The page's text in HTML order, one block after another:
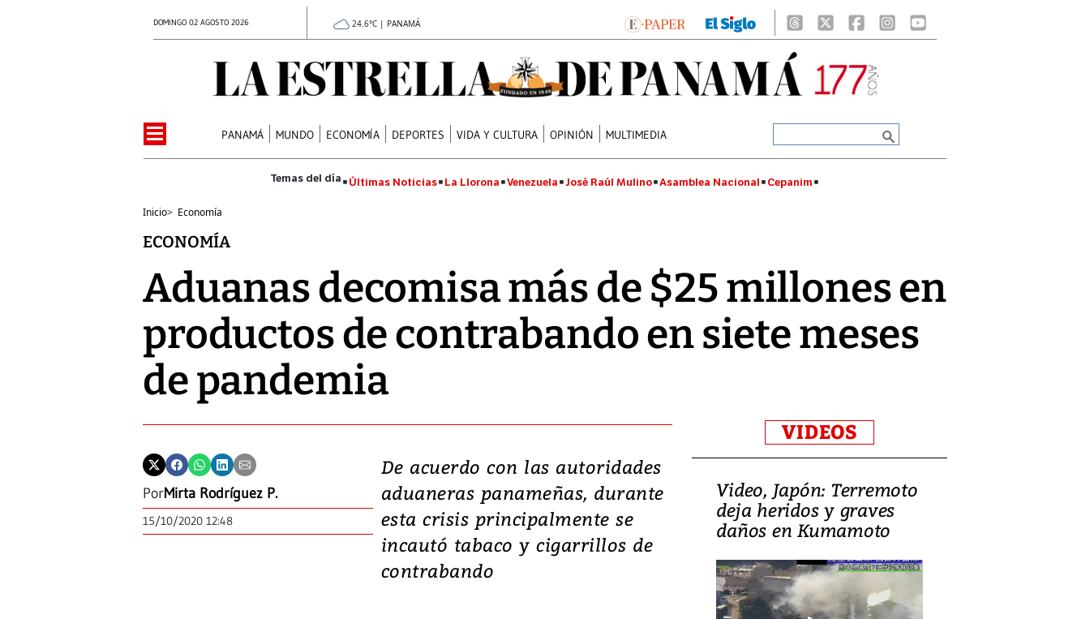
DOMINGO 02 AGOSTO 2026 24.6°C | PANAMÁ
PANAMÁ MUNDO ECONOMÍA DEPORTES VIDA Y CULTURA OPINIÓN MULTIMEDIA
Últimas Noticias La Llorona Venezuela José Raúl Mulino Asamblea Nacional Cepanim
Inicio> Economía
ECONOMÍA
Aduanas decomisa más de $25 millones en
productos de contrabando en siete meses
de pandemia
PorMirta Rodríguez P.
15/10/2020 12:48
De acuerdo con las autoridades
aduaneras panameñas, durante
esta crisis principalmente se
incautó tabaco y cigarrillos de
contrabando
VIDEOS
Isidro Carbonell,
director de la Lotería:
‘Vamos a ser más
transparentes, tengan fe
Video, Japón: Terremoto
deja heridos y graves
daños en Kumamoto